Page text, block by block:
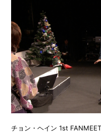
チョン・ヘイン 1st